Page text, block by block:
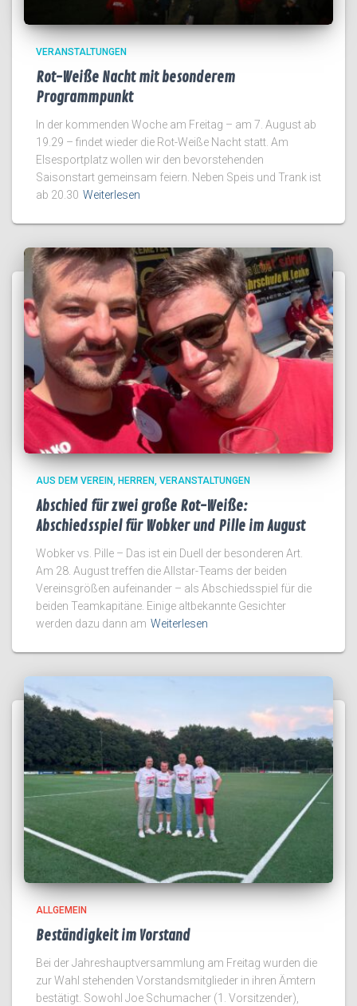
VERANSTALTUNGEN
Rot-Weiße Nacht mit besonderem
Programmpunkt
In der kommenden Woche am Freitag – am 7. August ab
19.29 – findet wieder die Rot-Weiße Nacht statt. Am
Elsesportplatz wollen wir den bevorstehenden
Saisonstart gemeinsam feiern. Neben Speis und Trank ist
ab 20.30 Weiterlesen
AUS DEM VEREIN HERREN VERANSTALTUNGEN
Abschied für zwei große Rot-Weiße:
Abschiedsspiel für Wobker und Pille im August
Wobker vs. Pille – Das ist ein Duell der besonderen Art.
Am 28. August treffen die Allstar-Teams der beiden
Vereinsgrößen aufeinander – als Abschiedsspiel für die
beiden Teamkapitäne. Einige altbekannte Gesichter
werden dazu dann am Weiterlesen
ALLGEMEIN
Beständigkeit im Vorstand
Bei der Jahreshauptversammlung am Freitag wurden die
zur Wahl stehenden Vorstandsmitglieder in ihren Ämtern
bestätigt. Sowohl Joe Schumacher (1. Vorsitzender),